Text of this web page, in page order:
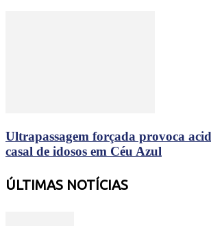
Ultrapassagem forçada provoca
casal de idosos em Céu Azul
ÚLTIMAS NOTÍCIAS